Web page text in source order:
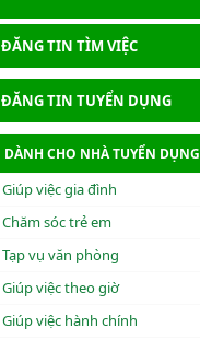
ĐĂNG TIN TÌM VIỆC
ĐĂNG TIN TUYỂN DỤNG
DÀNH CHO NHÀ TUYỂN DỤNG
Giúp việc gia đình
Chăm sóc trẻ em
Tạp vụ văn phòng
Giúp việc theo giờ
Giúp việc hành chính